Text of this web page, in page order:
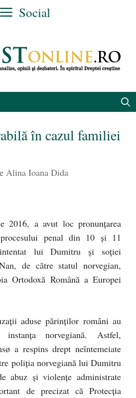
Social
în cazul familiei
Alina Ioana Dida
2016, a avut loc pronunțarea
penal din 10 și 11
lui Dumitru și soției
de către statul norvegian,
Ortodoxă Română a Europei
aduse părinților români au
norvegiană. Astfel,
a respins drept neîntemeiate
poliția norvegiană lui Dumitru
abuz și violențe administrate
de precizat că Protecția